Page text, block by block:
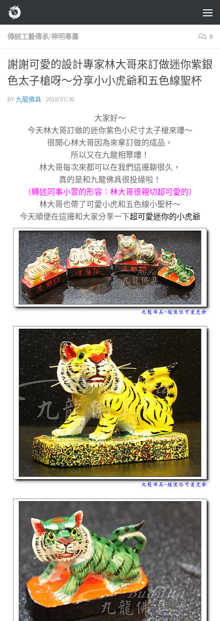
Skip to content
傳統工藝傳承/神明專屬 0
謝謝可愛的設計專家林大哥來訂做迷你紫銀
色太子槍呀～分享小小虎爺和五色線聖杯
BY 九龍佛具 · 2010/07/30
大家好～
今天林大哥訂做的迷你紫色小尺寸太子槍來嘍～
很開心林大哥因為來拿訂做的成品，
所以又在九龍相聚嘍！
林大哥每次來都可以在我們這邊聊很久，
真的是和九龍佛具很投緣啦！
（轉述同事小萱的形容：林大哥很親切超可愛的）
林大哥也帶了可愛小虎和五色線小聖杯～
今天順便在這邊和大家分享一下超可愛迷你的小虎爺